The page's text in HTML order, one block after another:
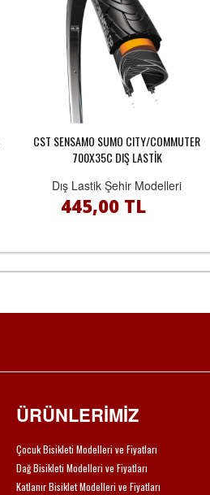
CST SENSAMO SUMO CITY/COMMUTER
700X35C DIŞ LASTİK
Dış Lastik Şehir Modelleri
445,00 TL
ÜRÜNLERİMİZ
Çocuk Bisikleti Modelleri ve Fiyatları
Dağ Bisikleti Modelleri ve Fiyatları
Katlanır Bisiklet Modelleri ve Fiyatları